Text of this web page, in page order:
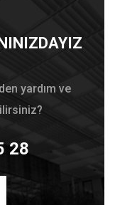
yardım ve
28